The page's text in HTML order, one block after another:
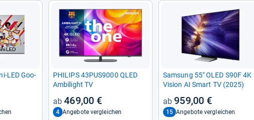
​LED Goo­
PHI­LIPS 43PUS9000 QLED
Ambi­light TV
469,00 €
4 Angebote vergleichen
Sam­sung 55" OLED S90F 4K
Vision AI Smart TV (2025)
959,00 €
15 Angebote vergleichen